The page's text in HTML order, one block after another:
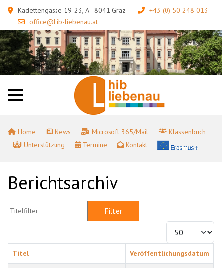
Kadettengasse 19-23, A - 8041 Graz
+43 (0) 50 248 013
office@hib-liebenau.at
Home News Microsoft 365/Mail
Klassenbuch
Unterstützung
Termine Kontakt
Berichtsarchiv
Filter
Titel Veröffentlichungsdatum